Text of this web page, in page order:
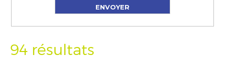
94 résultats